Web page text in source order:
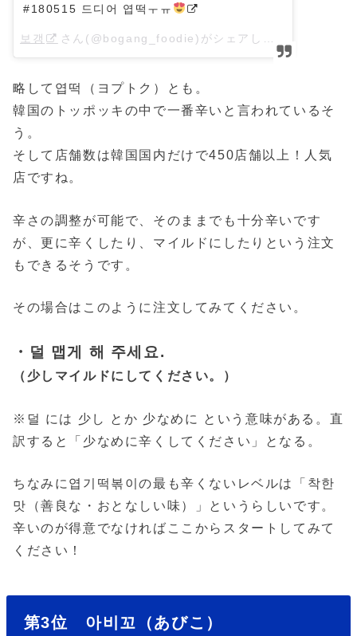
#180515 드디어 엽떡ㅜㅠ
보갱 さん(@bogang_foodie)がシェアした投稿 –
略して엽떡（ヨプトク）とも。
韓国のトッポッキの中で一番辛いと言われているそ
う。
そして店舗数は韓国国内だけで450店舗以上！人気
店ですね。
辛さの調整が可能で、そのままでも十分辛いです
が、更に辛くしたり、マイルドにしたりという注文
もできるそうです。
その場合はこのように注文してみてください。
・덜 맵게 해 주세요.
（少しマイルドにしてください。）
※덜 には 少し とか 少なめに という意味がある。直
訳すると「少なめに辛くしてください」となる。
ちなみに엽기떡볶이の最も辛くないレベルは「착한
맛（善良な・おとなしい味）」というらしいです。
辛いのが得意でなければここからスタートしてみて
ください！
第3位 아비꼬（あびこ）